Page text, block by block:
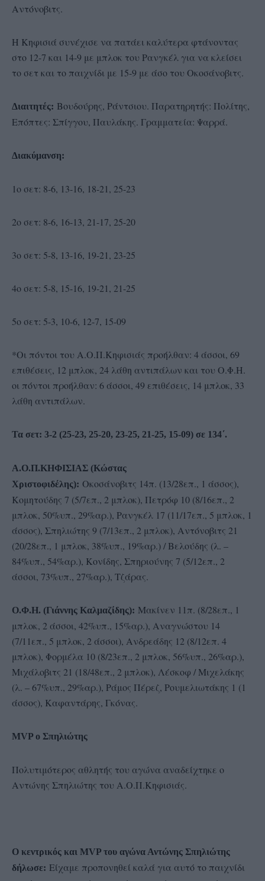
Αντόνοβιτς.
Η Κηφισιά συνέχισε να πατάει καλύτερα φτάνοντας
στο 12-7 και 14-9 με μπλοκ του Ρανγκέλ για να κλείσει
το σετ και το παιχνίδι με 15-9 με άσο του Οκοσάνοβιτς.
Διαιτητές: Βουδούρης, Ράντσιου. Παρατηρητής: Πολίτης,
Επόπτες: Σπίγγου, Παυλάκης. Γραμματεία: Ψαρρά.
Διακύμανση:
1ο σετ: 8-6, 13-16, 18-21, 25-23
2ο σετ: 8-6, 16-13, 21-17, 25-20
3ο σετ: 5-8, 13-16, 19-21, 23-25
4ο σετ: 5-8, 15-16, 19-21, 21-25
5ο σετ: 5-3, 10-6, 12-7, 15-09
*Οι πόντοι του Α.Ο.Π.Κηφισιάς προήλθαν: 4 άσσοι, 69
επιθέσεις, 12 μπλοκ, 24 λάθη αντιπάλων και του Ο.Φ.Η.
οι πόντοι προήλθαν: 6 άσσοι, 49 επιθέσεις, 14 μπλοκ, 33
λάθη αντιπάλων.
Τα σετ: 3-2 (25-23, 25-20, 23-25, 21-25, 15-09) σε 134΄.
Α.Ο.Π.ΚΗΦΙΣΙΑΣ (Κώστας
Χριστοφιδέλης): Οκοσάνοβιτς 14π. (13/28επ., 1 άσσος),
Κομητούδης 7 (5/7επ., 2 μπλοκ), Πετρόφ 10 (8/16επ., 2
μπλοκ, 50%υπ., 29%αρ.), Ρανγκέλ 17 (11/17επ., 5 μπλοκ, 1
άσσος), Σπηλιώτης 9 (7/13επ., 2 μπλοκ), Αντόνοβιτς 21
(20/28επ., 1 μπλοκ, 38%υπ., 19%αρ.) / Βελούδης (λ. –
84%υπ., 54%αρ.), Κονίδης, Σπηριούνης 7 (5/12επ., 2
άσσοι, 73%υπ., 27%αρ.), Τζάρας.
Ο.Φ.Η. (Γιάννης Καλμαζίδης): Μακίνεν 11π. (8/28επ., 1
μπλοκ, 2 άσσοι, 42%υπ., 15%αρ.), Αναγνώστου 14
(7/11επ., 5 μπλοκ, 2 άσσοι), Ανδρεάδης 12 (8/12επ. 4
μπλοκ), Φορμέλα 10 (8/23επ., 2 μπλοκ, 56%υπ., 26%αρ.),
Μιχάλοβιτς 21 (18/48επ., 2 μπλοκ), Λέσκοφ / Μιχελάκης
(λ. – 67%υπ., 29%αρ.), Ράμος Πέρεζ, Ρουμελιωτάκης 1 (1
άσσος), Καφαντάρης, Γκόνας.
MVP ο Σπηλιώτης
Πολυτιμότερος αθλητής του αγώνα αναδείχτηκε ο
Αντώνης Σπηλιώτης του Α.Ο.Π.Κηφισιάς.
Ο κεντρικός και MVP του αγώνα Αντώνης Σπηλιώτης
δήλωσε: Είχαμε προπονηθεί καλά για αυτό το παιχνίδι